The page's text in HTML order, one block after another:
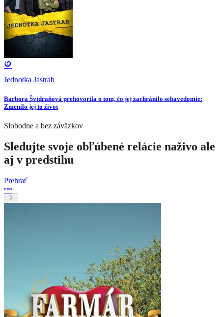
Jednotka Jastrab
Barbora Švidraňová prehovorila o tom, čo jej zachránilo sebavedomie:
Zmenilo jej to život
Slobodne a bez záväzkov
Sledujte svoje obľúbené relácie naživo ale
aj v predstihu
Prehrať